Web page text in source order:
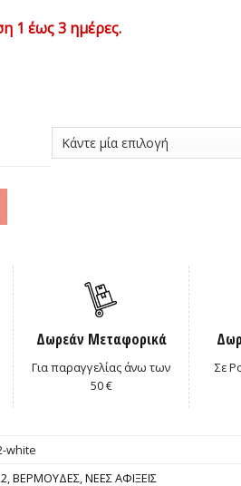
1 έως 3 ημέρες.
Δωρεάν Μεταφορικά
Για παραγγελίας άνω των
50 €
Σε
white
,ΒΕΡΜΟΥΔΕΣ,ΝΕΕΣ ΑΦΙΞΕΙΣ